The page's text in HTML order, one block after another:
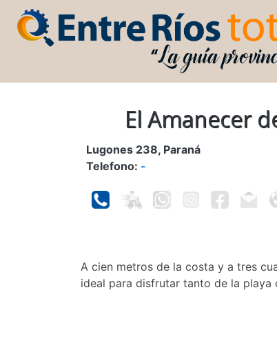
El Amanecer
Lugones 238, Paraná
Telefono: -
A cien metros de la costa y a tres
ideal para disfrutar tanto de la playa